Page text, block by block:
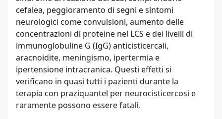
cefalea, peggioramento di segni e sintomi
neurologici come convulsioni, aumento delle
concentrazioni di proteine nel LCS e dei livelli di
immunoglobuline G (IgG) anticisticercali,
aracnoidite, meningismo, ipertermia e
ipertensione intracranica. Questi effetti si
verificano in quasi tutti i pazienti durante la
terapia con praziquantel per neurocisticercosi e
raramente possono essere fatali.